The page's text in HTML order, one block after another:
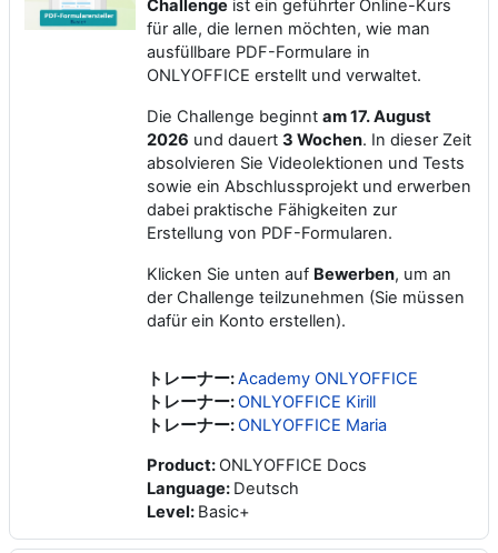
Challenge ist ein geführter Online-Kurs
für alle, die lernen möchten, wie man
ausfüllbare PDF-Formulare in
ONLYOFFICE erstellt und verwaltet.
Die Challenge beginnt am17. August
2026 und dauert 3 Wochen. In dieser Zeit
absolvieren Sie Videolektionen und Tests
sowie ein Abschlussprojekt und erwerben
dabei praktische Fähigkeiten zur
Erstellung von PDF-Formularen.
Klicken Sie unten auf Bewerben, um an
der Challenge teilzunehmen (Sie müssen
dafür ein Konto erstellen).
トレーナー:Academy ONLYOFFICE
トレーナー:ONLYOFFICE Kirill
トレーナー:ONLYOFFICE Maria
Product: ONLYOFFICE Docs
Language: Deutsch
Level: Basic+